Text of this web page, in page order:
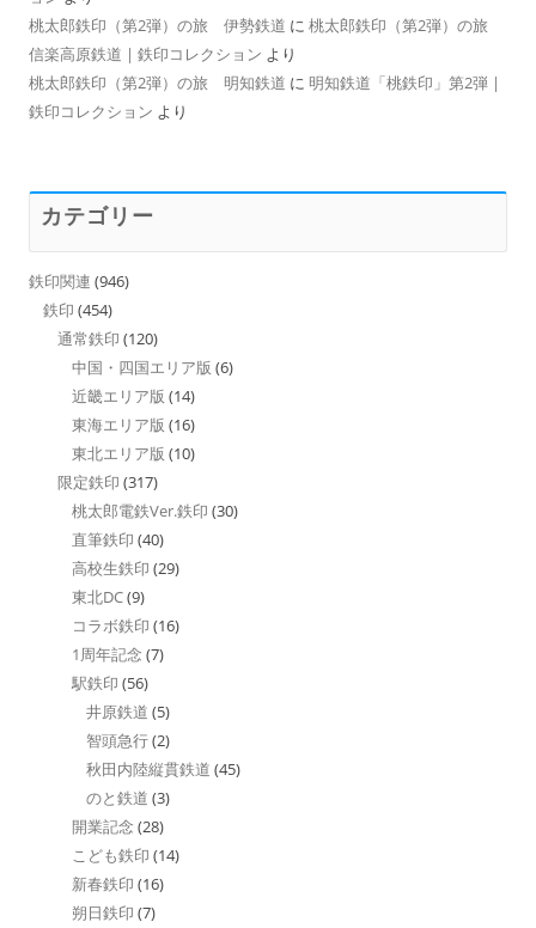
桃太郎鉄印（第2弾）の旅 伊勢鉄道 に 桃太郎鉄印（第2弾）の旅
信楽高原鉄道 | 鉄印コレクション より
桃太郎鉄印（第2弾）の旅 明知鉄道 に 明知鉄道「桃鉄印」第2弾 |
鉄印コレクション より
カテゴリー
鉄印関連 (946)
鉄印 (454)
通常鉄印 (120)
中国・四国エリア版 (6)
近畿エリア版 (14)
東海エリア版 (16)
東北エリア版 (10)
限定鉄印 (317)
桃太郎電鉄Ver.鉄印 (30)
直筆鉄印 (40)
高校生鉄印 (29)
東北DC(9)
コラボ鉄印 (16)
1周年記念 (7)
駅鉄印 (56)
井原鉄道 (5)
智頭急行(2)
秋田内陸縦貫鉄道 (45)
のと鉄道 (3)
開業記念 (28)
こども鉄印 (14)
新春鉄印 (16)
朔日鉄印 (7)